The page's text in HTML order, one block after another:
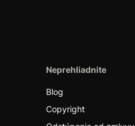
Neprehliadnite
Blog
Copyright